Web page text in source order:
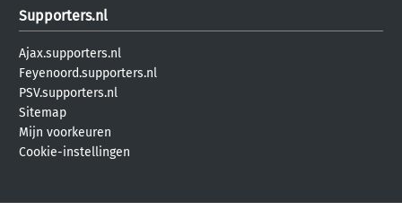
Supporters.nl
Ajax.supporters.nl
Feyenoord.supporters.nl
PSV.supporters.nl
Sitemap
Mijn voorkeuren
Cookie-instellingen